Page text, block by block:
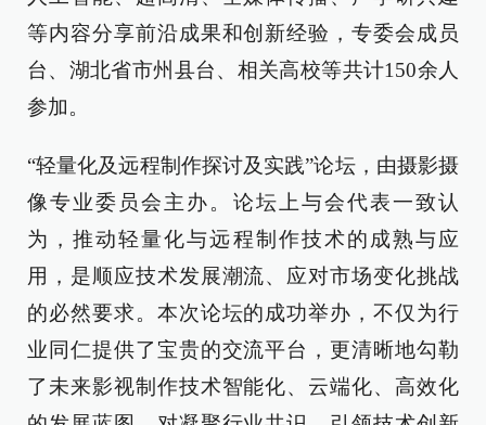
等内容分享前沿成果和创新经验，专委会成员
台、湖北省市州县台、相关高校等共计150余人
参加。
“轻量化及远程制作探讨及实践”论坛，由摄影摄
像专业委员会主办。论坛上与会代表一致认
为，推动轻量化与远程制作技术的成熟与应
用，是顺应技术发展潮流、应对市场变化挑战
的必然要求。本次论坛的成功举办，不仅为行
业同仁提供了宝贵的交流平台，更清晰地勾勒
了未来影视制作技术智能化、云端化、高效化